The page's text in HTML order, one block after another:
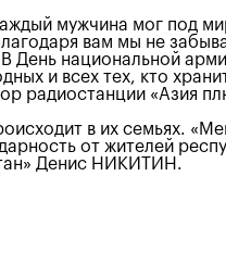
мужчина мог под
вам мы не
День национальной
и всех тех, кто
радиостанции «Азия
в их семьях.
от жителей
Денис НИКИТИН.